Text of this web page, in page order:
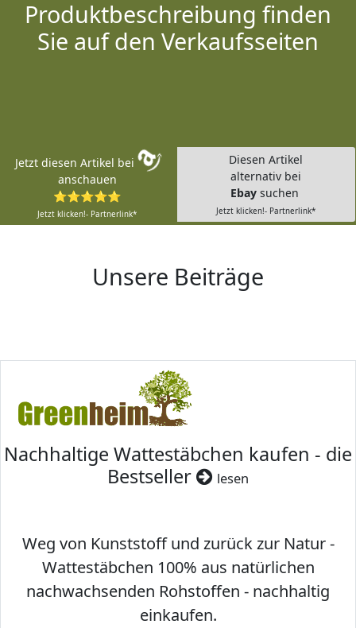
Produktbeschreibung finden
Sie auf den Verkaufsseiten
Jetzt diesen Artikel bei
anschauen
⭐⭐⭐⭐⭐
Jetzt klicken!- Partnerlink*
Diesen Artikel
alternativ bei
Ebay suchen
Jetzt klicken!- Partnerlink*
Unsere Beiträge
Nachhaltige Wattestäbchen kaufen - die
Bestseller
lesen
Weg von Kunststoff und zurück zur Natur -
Wattestäbchen 100% aus natürlichen
nachwachsenden Rohstoffen - nachhaltig
einkaufen.